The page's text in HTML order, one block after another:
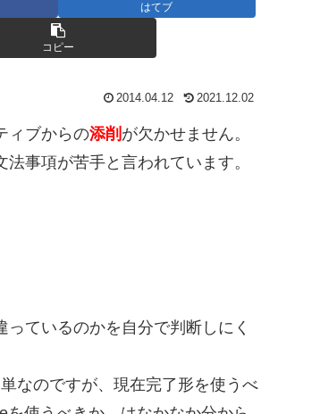
はてブ
コピー
2014.04.12 2021.12.02
ィブからの添削 が欠かせません。
事項が苦手と言われています。
ているのかを自分で判断しにく
なのですが、現在完了形を使うべ